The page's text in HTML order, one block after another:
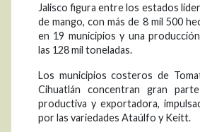
Jalisco figura entre los estados
de mango, con más de 8 mil 500
en 19 municipios y una
las 128 mil toneladas.
Los municipios costeros de
Cihuatlán concentran gran
productiva y exportadora,
por las variedades Ataúlfo y Keitt.